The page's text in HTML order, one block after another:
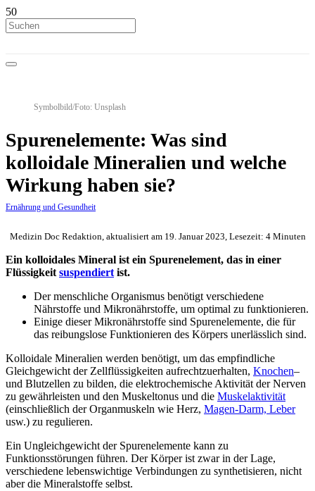
Symbolbild/Foto: Unsplash
Spurenelemente: Was sind
kolloidale Mineralien und welche
Wirkung haben sie?
Ernährung und Gesundheit
Medizin Doc Redaktion, aktualisiert am 19. Januar 2023, Lesezeit: 4 Minuten
Ein kolloidales Mineral ist ein Spurenelement, das in einer
Flüssigkeit suspendiert ist.
Der menschliche Organismus benötigt verschiedene
Nährstoffe und Mikronährstoffe, um optimal zu funktionieren.
Einige dieser Mikronährstoffe sind Spurenelemente, die für
das reibungslose Funktionieren des Körpers unerlässlich sind.
Kolloidale Mineralien werden benötigt, um das empfindliche
Gleichgewicht der Zellflüssigkeiten aufrechtzuerhalten, Knochen–
und Blutzellen zu bilden, die elektrochemische Aktivität der Nerven
zu gewährleisten und den Muskeltonus und die Muskelaktivität
(einschließlich der Organmuskeln wie Herz, Magen-Darm, Leber
usw.) zu regulieren.
Ein Ungleichgewicht der Spurenelemente kann zu
Funktionsstörungen führen. Der Körper ist zwar in der Lage,
verschiedene lebenswichtige Verbindungen zu synthetisieren, nicht
aber die Mineralstoffe selbst.